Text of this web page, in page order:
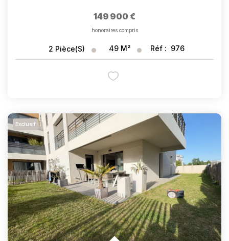
149 900 €
honoraires compris
2 Pièce(s) 49 M² Réf : 976
Exclusif